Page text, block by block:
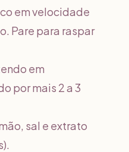
em velocidade
Pare para raspar
em
por mais 2 a 3
sal e extrato